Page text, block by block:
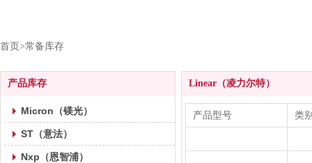
首页>常备库存
产品库存
Micron（镁光）
ST（意法）
Nxp（恩智浦）
Linear（凌力尔特）
产品型号 类